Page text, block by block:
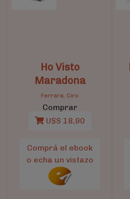
Ho Visto
Maradona
Ferrara, Ciro
Comprar
U$S 18,90
Comprá el ebook
o echa un vistazo